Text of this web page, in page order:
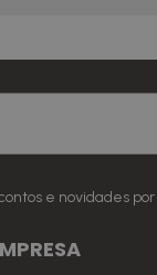
e novidades